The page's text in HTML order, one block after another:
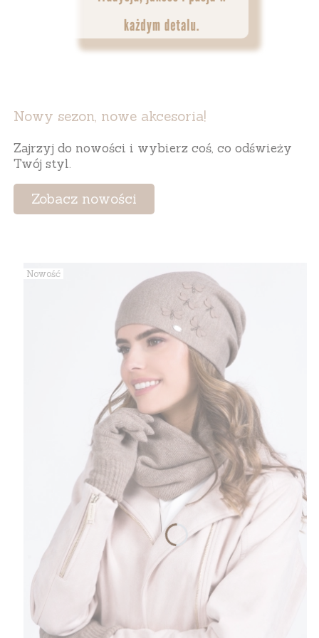
Nowy sezon, nowe akcesoria!
Zajrzyj do nowości i wybierz coś, co odświeży
Twój styl.
Zobacz nowości
Nowość